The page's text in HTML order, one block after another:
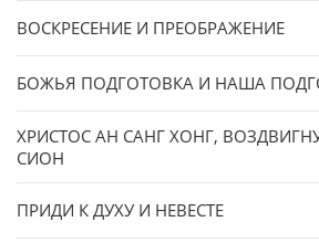
ВОСКРЕСЕНИЕ И ПРЕОБРАЖЕНИЕ
БОЖЬЯ ПОДГОТОВКА И НАША
ХРИСТОС АН САНГ ХОНГ,
СИОН
ПРИДИ К ДУХУ И НЕВЕСТЕ